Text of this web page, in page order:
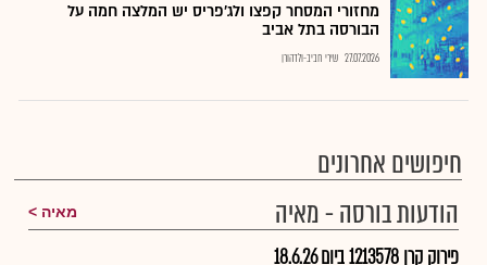
מחזורי המסחר קפצו ולג'פריס יש המלצה חמה על
הבורסה בתל אביב
27.07.2026 שירי חביב-ולדהורן
חיפושים אחרונים
הודעות בורסה - מאיה
מאיה
פירוק קרן 1213578 ביום 18.6.26